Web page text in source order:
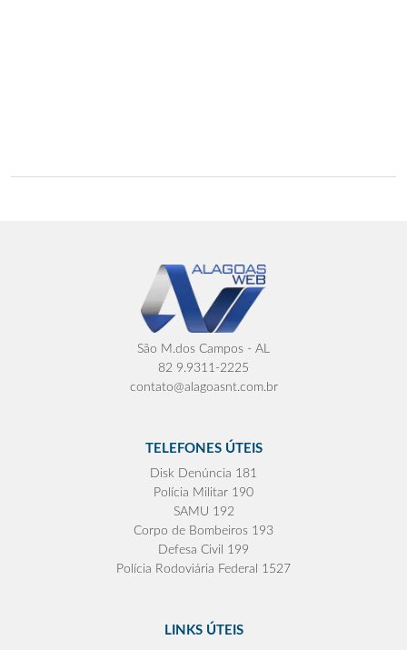
São M.dos Campos - AL
82 9.9311-2225
contato@alagoasnt.com.br
TELEFONES ÚTEIS
Disk Denúncia 181
Polícia Militar 190
SAMU 192
Corpo de Bombeiros 193
Defesa Civil 199
Polícia Rodoviária Federal 1527
LINKS ÚTEIS